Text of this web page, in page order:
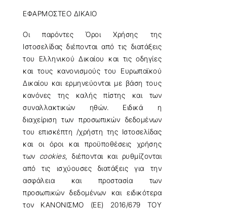
ΕΦΑΡΜΟΣΤΕΟ ΔΙΚΑΙΟ
Οι παρόντες Όροι Χρήσης της
Ιστοσελίδας διέπονται από τις διατάξεις
του Ελληνικού Δικαίου και τις οδηγίες
και τους κανονισμούς του Ευρωπαϊκού
Δικαίου και ερμηνεύονται με βάση τους
κανόνες της καλής πίστης και των
συναλλακτικών ηθών. Ειδικά η
διαχείριση των προσωπικών δεδομένων
του επισκέπτη /χρήστη της Ιστοσελίδας
και οι όροι και προϋποθέσεις χρήσης
των cookies, διέπονται και ρυθμίζονται
από τις ισχύουσες διατάξεις για την
ασφάλεια και προστασία των
προσωπικών δεδομένων και ειδικότερα
τον ΚΑΝΟΝΙΣΜΟ (ΕΕ) 2016/679 ΤΟΥ